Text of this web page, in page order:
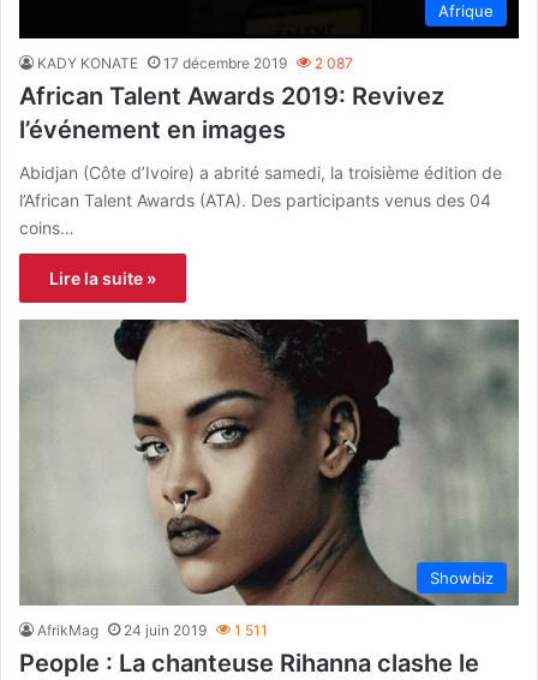
Afrique
KADY KONATE 17 décembre 2019 2 087
African Talent Awards 2019: Revivez
l’événement en images
Abidjan (Côte d’Ivoire) a abrité samedi, la troisième édition de
l’African Talent Awards (ATA). Des participants venus des 04
coins…
Lire la suite »
Showbiz
AfrikMag 24 juin 2019 1 511
People : La chanteuse Rihanna clashe le